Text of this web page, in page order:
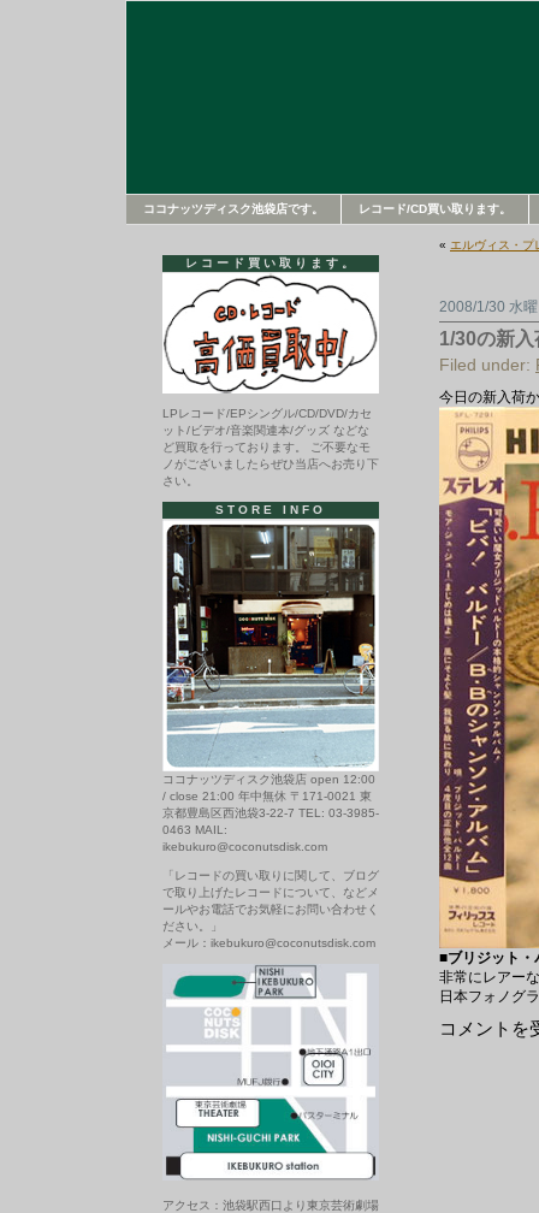
ココナッツディスク池袋店です。 レコード/CD買い取ります。
« エルヴィス・プ
2008/1/30 水
1/30の新
Filed under:
今日の新入荷
■ブリジット・
非常にレアー
日本フォノグ
1/30
コメントを
レコード買い取ります。
LPレコード/EPシングル/CD/DVD/カセ
ット/ビデオ/音楽関連本/グッズ などな
ど買取を行っております。 ご不要なモ
ノがございましたらぜひ当店へお売り下
さい。
STORE INFO
ココナッツディスク池袋店 open 12:00
/ close 21:00 年中無休 〒171-0021 東
京都豊島区西池袋3-22-7 TEL: 03-3985-
0463 MAIL:
ikebukuro@coconutsdisk.com
「レコードの買い取りに関して、ブログ
で取り上げたレコードについて、などメ
ールやお電話でお気軽にお問い合わせく
ださい。」
メール：ikebukuro@coconutsdisk.com
アクセス：池袋駅西口より東京芸術劇場